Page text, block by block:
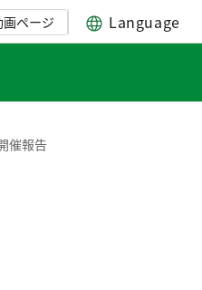
ページ Language
催報告